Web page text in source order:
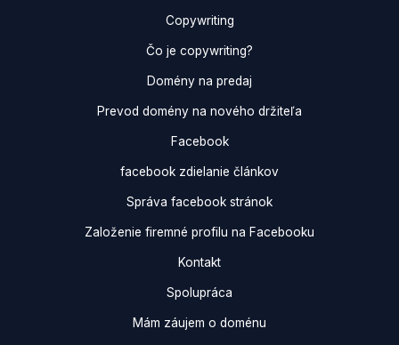
Copywriting
Čo je copywriting?
Domény na predaj
Prevod domény na nového držiteľa
Facebook
facebook zdielanie článkov
Správa facebook stránok
Založenie firemné profilu na Facebooku
Kontakt
Spolupráca
Mám záujem o doménu